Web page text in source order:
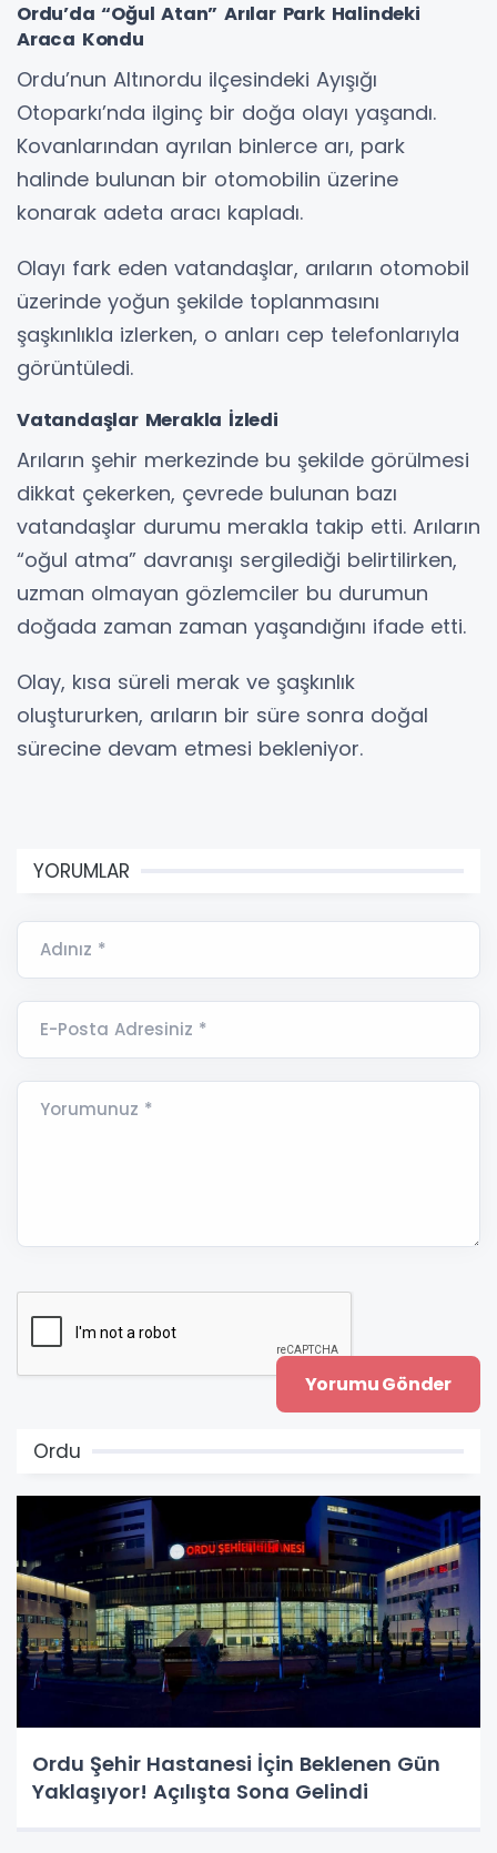
Ordu’da “Oğul Atan” Arılar Park Halindeki
Araca Kondu
Ordu’nun Altınordu ilçesindeki Ayışığı
Otoparkı’nda ilginç bir doğa olayı yaşandı.
Kovanlarından ayrılan binlerce arı, park
halinde bulunan bir otomobilin üzerine
konarak adeta aracı kapladı.
Olayı fark eden vatandaşlar, arıların otomobil
üzerinde yoğun şekilde toplanmasını
şaşkınlıkla izlerken, o anları cep telefonlarıyla
görüntüledi.
Vatandaşlar Merakla İzledi
Arıların şehir merkezinde bu şekilde görülmesi
dikkat çekerken, çevrede bulunan bazı
vatandaşlar durumu merakla takip etti. Arıların
“oğul atma” davranışı sergilediği belirtilirken,
uzman olmayan gözlemciler bu durumun
doğada zaman zaman yaşandığını ifade etti.
Olay, kısa süreli merak ve şaşkınlık
oluştururken, arıların bir süre sonra doğal
sürecine devam etmesi bekleniyor.
YORUMLAR
Adınız *
E-Posta Adresiniz *
Yorumunuz *
Ordu
Ordu Şehir Hastanesi İçin Beklenen Gün
Yaklaşıyor! Açılışta Sona Gelindi